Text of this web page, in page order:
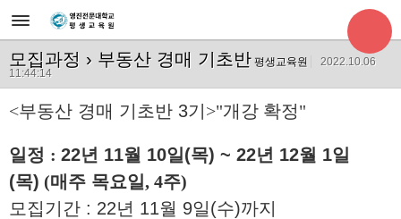
모집과정 › 부동산 경매 기초반 평생교육원
2022.10.06
11:44:14
<부동산 경매 기초반 3기 >"개강 확정"
일정 : 22년 11월 10일(목) ~ 22년 12월 1일
(목) (매주 목요일, 4주)
모집기간 : 22년 11월 9일(수)까지